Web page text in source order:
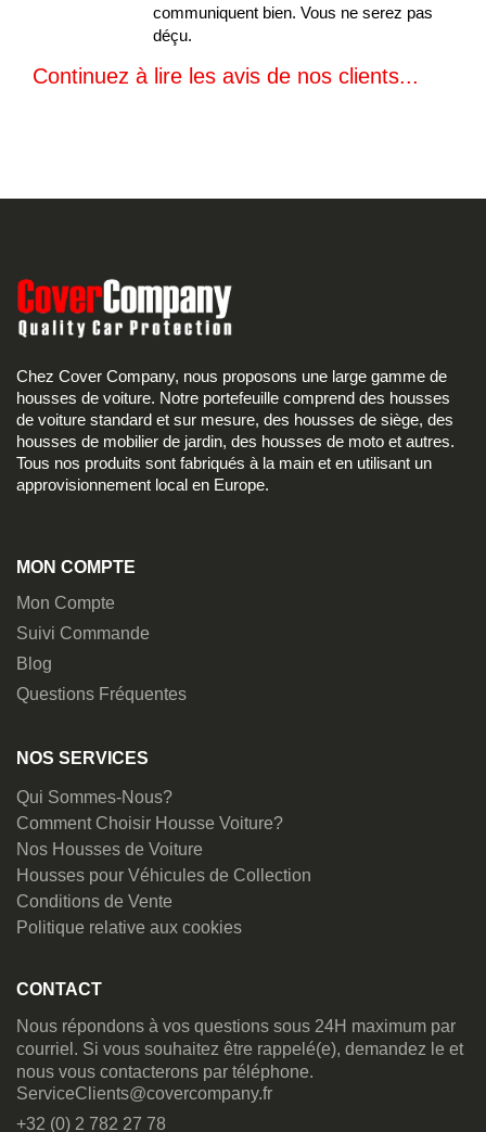
communiquent bien. Vous ne serez pas
déçu.
Continuez à lire les avis de nos clients...
Chez Cover Company, nous proposons une large gamme de
housses de voiture. Notre portefeuille comprend des housses
de voiture standard et sur mesure, des housses de siège, des
housses de mobilier de jardin, des housses de moto et autres.
Tous nos produits sont fabriqués à la main et en utilisant un
approvisionnement local en Europe.
MON COMPTE
Mon Compte
Suivi Commande
Blog
Questions Fréquentes
NOS SERVICES
Qui Sommes-Nous?
Comment Choisir Housse Voiture?
Nos Housses de Voiture
Housses pour Véhicules de Collection
Conditions de Vente
Politique relative aux cookies
CONTACT
Nous répondons à vos questions sous 24H maximum par
courriel. Si vous souhaitez être rappelé(e), demandez le et
nous vous contacterons par téléphone.
ServiceClients@covercompany.fr
+32 (0) 2 782 27 78